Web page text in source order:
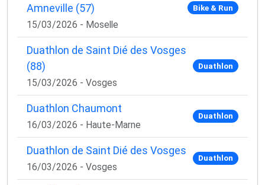
Amneville (57)
15/03/2026 - Moselle
Bike & Run
Duathlon de Saint Dié des Vosges
(88)
15/03/2026 - Vosges
Duathlon
Duathlon Chaumont
16/03/2026 - Haute-Marne
Duathlon
Duathlon de Saint Dié des Vosges
16/03/2026 - Vosges
Duathlon